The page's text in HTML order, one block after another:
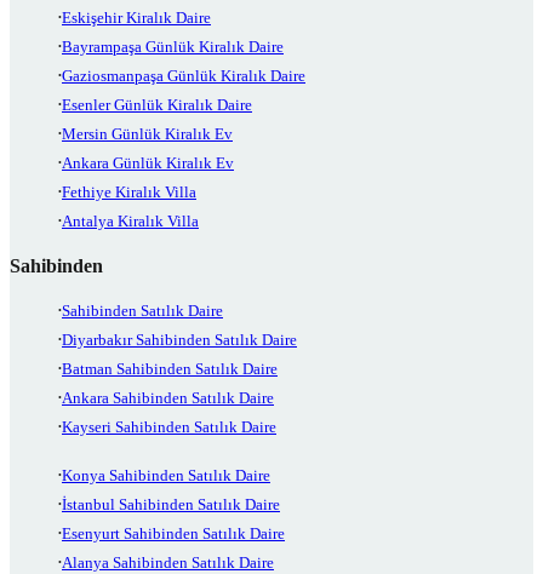
Eskişehir Kiralık Daire
Bayrampaşa Günlük Kiralık Daire
Gaziosmanpaşa Günlük Kiralık Daire
Esenler Günlük Kiralık Daire
Mersin Günlük Kiralık Ev
Ankara Günlük Kiralık Ev
Fethiye Kiralık Villa
Antalya Kiralık Villa
Sahibinden
Sahibinden Satılık Daire
Diyarbakır Sahibinden Satılık Daire
Batman Sahibinden Satılık Daire
Ankara Sahibinden Satılık Daire
Kayseri Sahibinden Satılık Daire
Konya Sahibinden Satılık Daire
İstanbul Sahibinden Satılık Daire
Esenyurt Sahibinden Satılık Daire
Alanya Sahibinden Satılık Daire